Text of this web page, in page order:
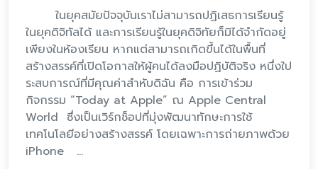
ในยุคสมัยปัจจุบันเราไม่สามารถปฏิเสธการเรียนรู้
ในยุคดิจิทัลได้ และการเรียนรู้ในยุคดิจิทัยก็มิได้จำกัดอยู่
เพียงในห้องเรียน หากแต่สามารถเกิดขึ้นได้ในพื้นที่
สร้างสรรค์ที่เปิดโอกาสให้ผู้คนได้ลงมือปฏิบัติจริง หนึ่งใป
ระสบการณ์ที่มีคุณค่าสำหับดิฉัน คือ การเข้าร่วม
กิจกรรม “Today at Apple” ณ Apple Central
World ซึ่งเป็นเวิร์กช็อปที่มุ่งพัฒนาทักษะการใช้
เทคโนโลยีอย่างสร้างสรรค์ โดยเฉพาะการถ่ายภาพด้วย
iPhone …